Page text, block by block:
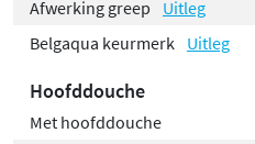
Afwerking greep
Uitleg
Belgaqua keurmerk Uitleg
Hoofddouche
Met hoofddouche